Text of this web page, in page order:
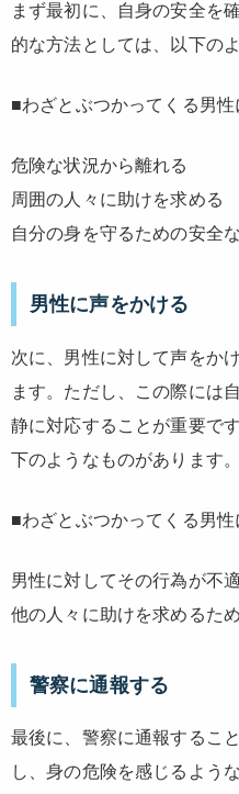
まず最初に、自身の安全を
的な方法としては、以下の
■わざとぶつかってくる男
危険な状況から離れる
周囲の人々に助けを求める
自分の身を守るための安全
男性に声をかける
次に、男性に対して声をか
ます。ただし、この際には
静に対応することが重要で
下のようなものがあります。
■わざとぶつかってくる男
男性に対してその行為が不
他の人々に助けを求めるた
警察に通報する
最後に、警察に通報するこ
し、身の危険を感じるよう